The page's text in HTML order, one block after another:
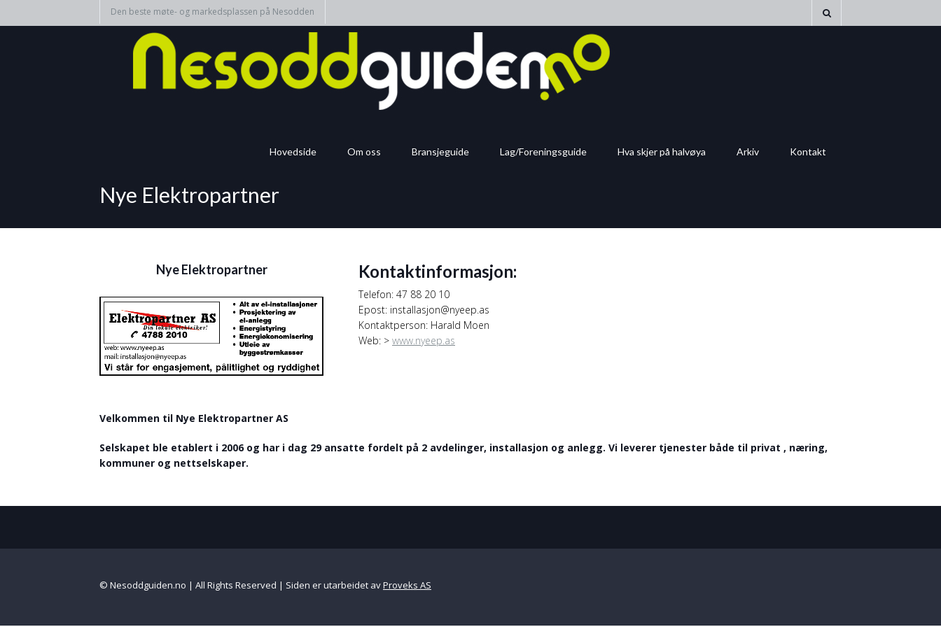
Den beste møte- og markedsplassen på Nesodden
Hovedside Om oss Bransjeguide Lag/Foreningsguide Hva skjer på halvøya Arkiv Kontakt
Nye Elektropartner
Nye Elektropartner Kontaktinformasjon:
Telefon: 47 88 20 10
Epost: installasjon@nyeep.as
Kontaktperson: Harald Moen
Web: > www.nyeep.as
Velkommen til Nye Elektropartner AS
Selskapet ble etablert i 2006 og har i dag 29 ansatte fordelt på 2 avdelinger, installasjon og anlegg. Vi leverer tjenester både til privat , næring,
kommuner og nettselskaper.
© Nesoddguiden.no | All Rights Reserved | Siden er utarbeidet avProveks AS